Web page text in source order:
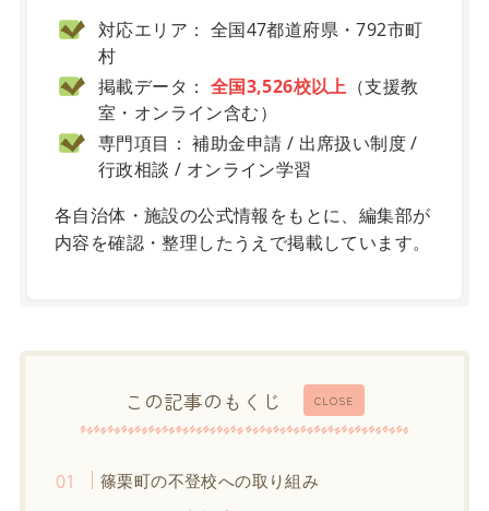
対応エリア： 全国47都道府県・792市町
村
掲載データ： 全国3,526校以上 （支援教
室・オンライン含む）
専門項目： 補助金申請 / 出席扱い制度 /
行政相談 / オンライン学習
各自治体・施設の公式情報をもとに、編集部が
内容を確認・整理したうえで掲載しています。
CLOSE
この記事のもくじ
篠栗町の不登校への取り組み